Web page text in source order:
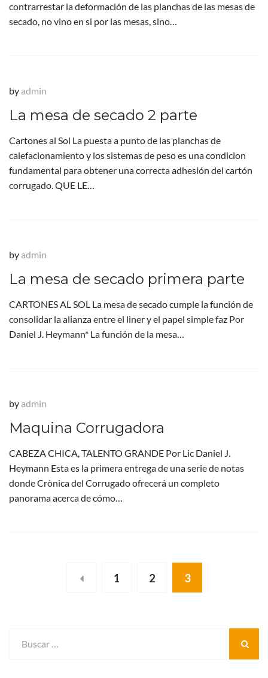
contrarrestar la deformación de las planchas de las mesas de
secado, no vino en si por las mesas, sino…
by admin
La mesa de secado 2 parte
Cartones al Sol La puesta a punto de las planchas de
calefacionamiento y los sistemas de peso es una condicion
fundamental para obtener una correcta adhesión del cartón
corrugado. QUE LE…
by admin
La mesa de secado primera parte
CARTONES AL SOL La mesa de secado cumple la función de
consolidar la alianza entre el liner y el papel simple faz Por
Daniel J. Heymann* La función de la mesa…
by admin
Maquina Corrugadora
CABEZA CHICA, TALENTO GRANDE Por Lic Daniel J.
Heymann Esta es la primera entrega de una serie de notas
donde Crònica del Corrugado ofrecerá un completo
panorama acerca de cómo…
1 2 3